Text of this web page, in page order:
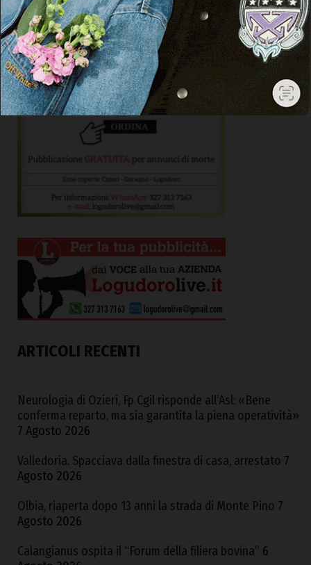
ARTICOLI RECENTI
Neurologia di Ozieri, Fp Cgil risponde all’Asl: «Bene
conferma reparto, ma sia garantita la piena operatività»
7 Agosto 2026
Valledoria. Spacciava dalla finestra di casa, arrestato 7
Agosto 2026
Olbia, riaperta dopo 13 anni la strada di Monte Pino 7
Agosto 2026
Calangianus ospita il “Forum della filiera bovina” 6